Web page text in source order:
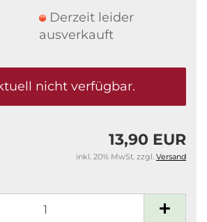
Derzeit leider
ausverkauft
nicht verfügbar.
13,90 EUR
inkl. 20% MwSt. zzgl. Versand